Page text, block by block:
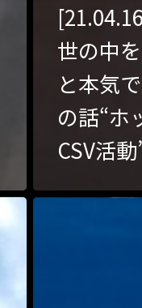
世の中
と本気
の話“ホ
CSV活動